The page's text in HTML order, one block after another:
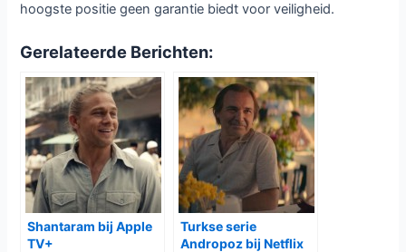
hoogste positie geen garantie biedt voor veiligheid.
Gerelateerde Berichten:
Shantaram bij Apple
TV+
Turkse serie
Andropoz bij Netflix